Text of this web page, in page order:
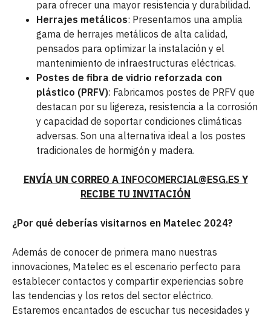
para ofrecer una mayor resistencia y durabilidad.
Herrajes metálicos: Presentamos una amplia
gama de herrajes metálicos de alta calidad,
pensados para optimizar la instalación y el
mantenimiento de infraestructuras eléctricas.
Postes de fibra de vidrio reforzada con
plástico (PRFV): Fabricamos postes de PRFV que
destacan por su ligereza, resistencia a la corrosión
y capacidad de soportar condiciones climáticas
adversas. Son una alternativa ideal a los postes
tradicionales de hormigón y madera.
ENVÍA UN CORREO A INFOCOMERCIAL@ESG.ES Y
RECIBE TU INVITACIÓN
¿Por qué deberías visitarnos en Matelec 2024?
Además de conocer de primera mano nuestras
innovaciones, Matelec es el escenario perfecto para
establecer contactos y compartir experiencias sobre
las tendencias y los retos del sector eléctrico.
Estaremos encantados de escuchar tus necesidades y